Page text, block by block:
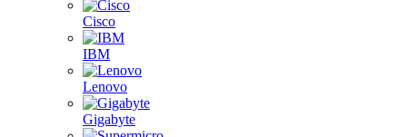
Cisco
IBM
Lenovo
Gigabyte